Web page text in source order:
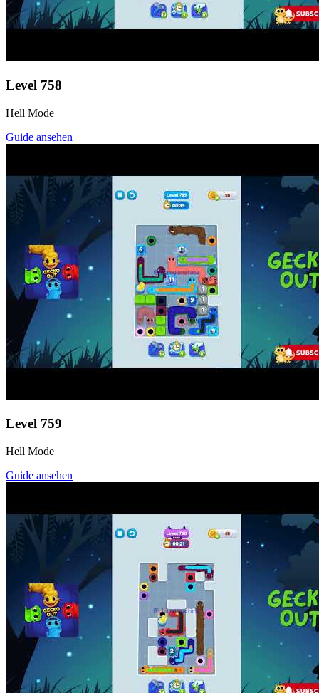
Level 758
Hell Mode
Guide ansehen
Level 759
Hell Mode
Guide ansehen